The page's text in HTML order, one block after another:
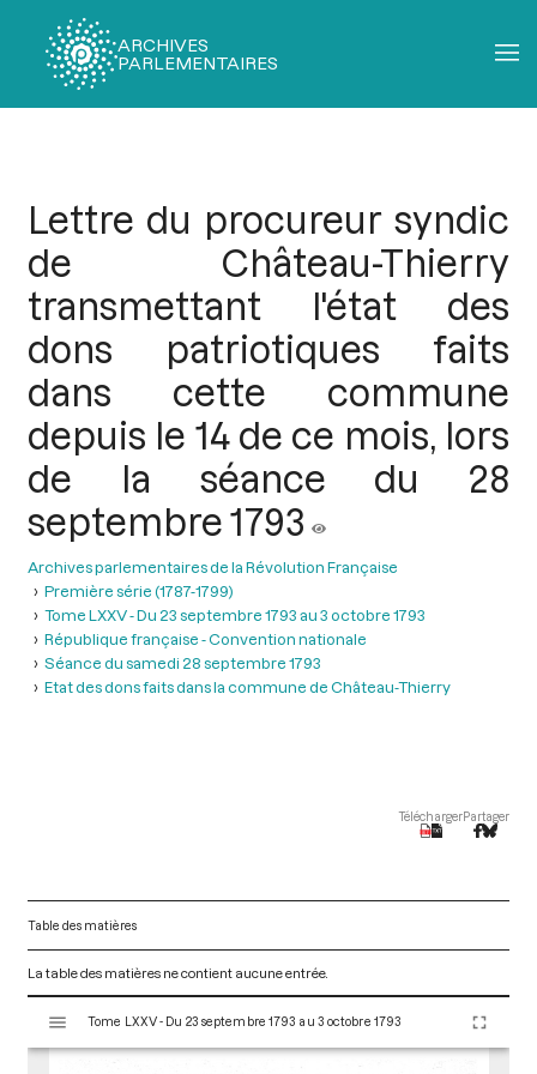
ARCHIVES
PARLEMENTAIRES
Lettre du procureur syndic
de Château-Thierry
transmettant l'état des
dons patriotiques faits
dans cette commune
depuis le 14 de ce mois, lors
de la séance du 28
septembre 1793
Archives parlementaires de la Révolution Française
Première série (1787-1799)
Tome LXXV - Du 23 septembre 1793 au 3 octobre 1793
République française - Convention nationale
Séance du samedi 28 septembre 1793
Etat des dons faits dans la commune de Château-Thierry
TéléchargerPartager
Table des matières
La table des matières ne contient aucune entrée.
s
Tome LXXV - Du 23 septembre 1793 au 3 octobre 1793